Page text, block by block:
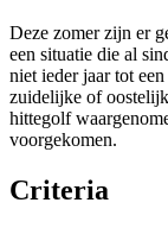
Deze zomer zijn er
een situatie die al
niet ieder jaar tot
zuidelijke of
hittegolf
voorgekomen.
Criteria